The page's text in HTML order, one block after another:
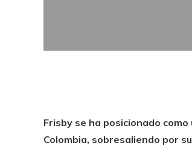
Frisby se ha posicionado
Colombia, sobresaliendo por